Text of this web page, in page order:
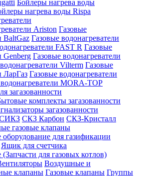
Бойлеры нагрева воды
нагрева воды Rispa
Ariston Газовые
BaltGaz Газовые водонагреватели
FAST R Газовые
Genberg Газовые водонагреватели
Vilterm Газовые
ЛарГаз Газовые водонагреватели
MORA-TOP
загазованности
комплекты загазованности
загазованности
СИКЗ СКЗ Карбон СКЗ-Кристалл
газовые клапаны
для газификации
Ящик для счетчика
для газовых котлов)
Воздушные и
клапаны Газовые клапаны Группы